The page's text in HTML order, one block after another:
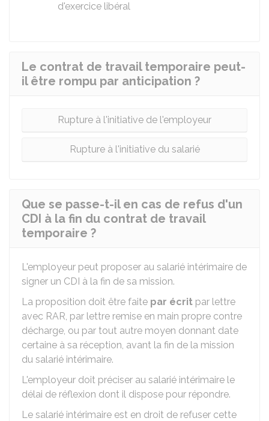
d'exercice libéral
Le contrat de travail temporaire peut-
il être rompu par anticipation ?
Rupture à l'initiative de l'employeur
Rupture à l'initiative du salarié
Que se passe-t-il en cas de refus d'un
CDI à la fin du contrat de travail
temporaire ?
L'employeur peut proposer au salarié intérimaire de
signer un CDI à la fin de sa mission.
La proposition doit être faite par écrit par lettre
avec RAR, par lettre remise en main propre contre
décharge, ou par tout autre moyen donnant date
certaine à sa réception, avant la fin de la mission
du salarié intérimaire.
L'employeur doit préciser au salarié intérimaire le
délai de réflexion dont il dispose pour répondre.
Le salarié intérimaire est en droit de refuser cette